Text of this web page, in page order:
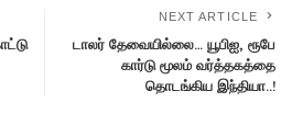
NEXT ARTICLE
டாலர் தேவையில்லை… யூபிஐ, ரூபே
கார்டு மூலம் வர்த்தகத்தை
தொடங்கிய இந்தியா..!